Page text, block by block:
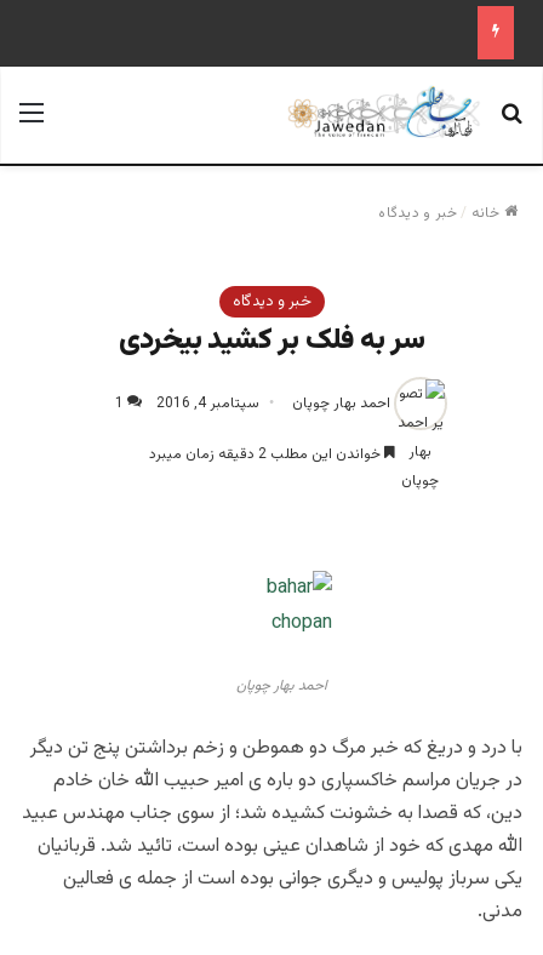
جستجو برای
خانه /خبر و دیدگاه
خبر و دیدگاه
سر به فلک بر کشید بیخردی
احمد بهار چوپان سپتامبر 4, 2016 1
خواندن این مطلب 2 دقیقه زمان میبرد
احمد بهار چوپان
با درد و دریغ که خبر مرگ دو هموطن و زخم برداشتن پنج تن دیگر
در جریان مراسم خاکسپاری دو باره ی امیر حبیب الله خان خادم
دین، که قصدا به خشونت کشیده شد؛ از سوی جناب مهندس عبید
الله مهدی که خود از شاهدان عینی بوده است، تائید شد. قربانیان
یکی سرباز پولیس و دیگری جوانی بوده است از جمله ی فعالین
مدنی.